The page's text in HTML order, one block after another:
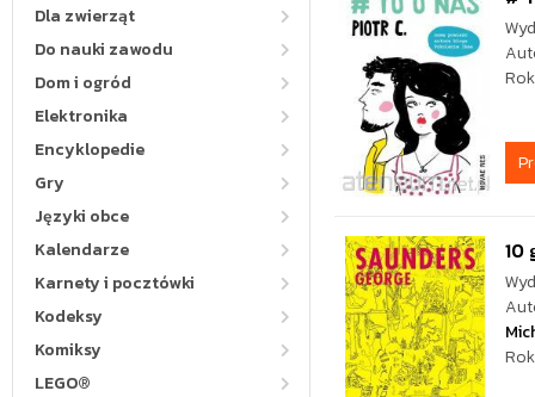
Dla zwierząt
Do nauki zawodu
Dom i ogród
Elektronika
Encyklopedie
Gry
Języki obce
Kalendarze
Karnety i pocztówki
Kodeksy
Komiksy
LEGO®
10